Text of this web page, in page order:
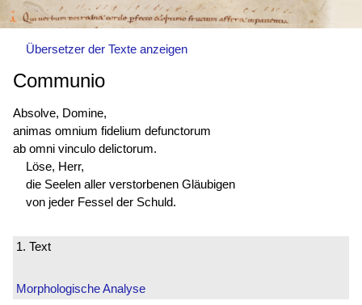
Übersetzer der Texte anzeigen
Communio
Absolve, Domine,
animas omnium fidelium defunctorum
ab omni vinculo delictorum.
Löse, Herr,
die Seelen aller verstorbenen Gläubigen
von jeder Fessel der Schuld.
1. Text
Morphologische Analyse